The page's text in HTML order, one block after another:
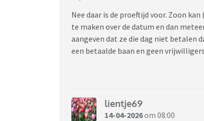
Nee daar is de proeftijd voor. Zoon
te maken over de datum en dan
aangeven dat ze die dag niet betalen
een betaalde baan en geen
lientje69
14-04-2026om 08:00